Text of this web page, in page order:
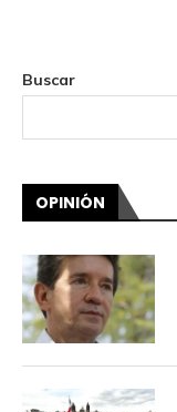
Buscar
OPINIÓN